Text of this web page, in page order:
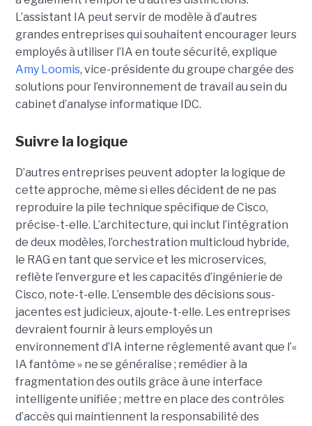
L’assistant IA peut servir de modèle à d’autres
grandes entreprises qui souhaitent encourager leurs
employés à utiliser l’IA en toute sécurité, explique
Amy Loomis, vice-présidente du groupe chargée des
solutions pour l’environnement de travail au sein du
cabinet d’analyse informatique IDC.
Suivre la logique
D’autres entreprises peuvent adopter la logique de
cette approche, même si elles décident de ne pas
reproduire la pile technique spécifique de Cisco,
précise-t-elle. L’architecture, qui inclut l’intégration
de deux modèles, l’orchestration multicloud hybride,
le RAG en tant que service et les microservices,
reflète l’envergure et les capacités d’ingénierie de
Cisco, note-t-elle. L’ensemble des décisions sous-
jacentes est judicieux, ajoute-t-elle. Les entreprises
devraient fournir à leurs employés un
environnement d’IA interne réglementé avant que l’«
IA fantôme » ne se généralise ; remédier à la
fragmentation des outils grâce à une interface
intelligente unifiée ; mettre en place des contrôles
d’accès qui maintiennent la responsabilité des